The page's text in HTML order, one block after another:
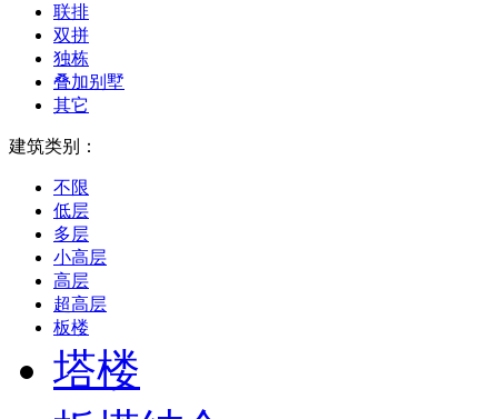
联排
双拼
独栋
叠加别墅
其它
建筑类别：
不限
低层
多层
小高层
高层
超高层
板楼
塔楼